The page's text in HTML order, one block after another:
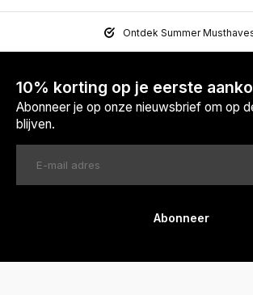
Ontdek Summer
10% korting op je eerste
Abonneer je op onze nieuwsbrief om op
blijven.
Abonneer